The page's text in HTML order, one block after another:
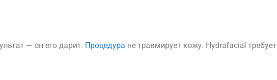
— он его дарит. Процедура не травмирует кожу. Hydrafacial требует